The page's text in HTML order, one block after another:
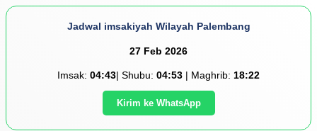
Jadwal imsakiyah Wilayah Palembang
27 Feb 2026
Imsak: 04:43| Shubu: 04:53 | Maghrib: 18:22
Kirim ke WhatsApp